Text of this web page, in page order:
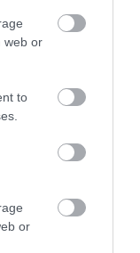
web or
to
or
FŐAPÁTSÁG